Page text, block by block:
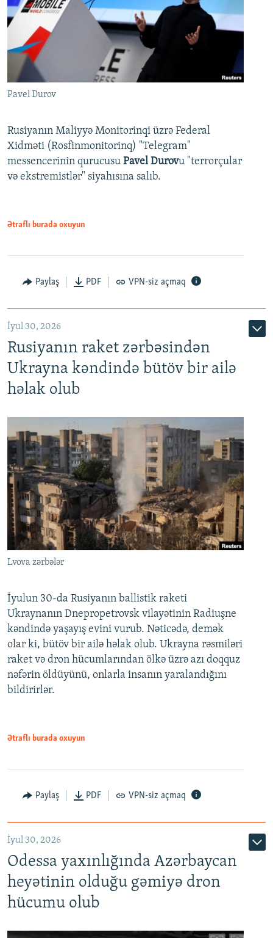
Pavel Durov
Rusiyanın Maliyyə Monitorinqi üzrə Federal
Xidməti (Rosfinmonitorinq) "Telegram"
messencerinin qurucusu Pavel Durovu "terrorçular
və ekstremistlər" siyahısına salıb.
Ətraflı burada oxuyun
Paylaş PDF VPN-siz açmaq
İyul 30, 2026
Rusiyanın raket zərbəsindən
Ukrayna kəndində bütöv bir ailə
həlak olub
Lvova zərbələr
İyulun 30-da Rusiyanın ballistik raketi
Ukraynanın Dnepropetrovsk vilayətinin Radiuşne
kəndində yaşayış evini vurub. Nəticədə, demək
olar ki, bütöv bir ailə həlak olub. Ukrayna rəsmiləri
raket və dron hücumlarından ölkə üzrə azı doqquz
nəfərin öldüyünü, onlarla insanın yaralandığını
bildirirlər.
Ətraflı burada oxuyun
Paylaş PDF VPN-siz açmaq
İyul 30, 2026
Odessa yaxınlığında Azərbaycan
heyətinin olduğu gəmiyə dron
hücumu olub